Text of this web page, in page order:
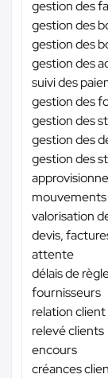
gestion des
gestion des
gestion des
gestion des
suivi des
gestion des
gestion des
gestion des
gestion des
valorisation
devis,
attente
délais de
fournisseurs
relation client
relevé clients
encours
créances